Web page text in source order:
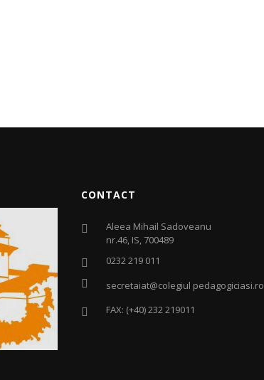
CONTACT
Aleea Mihail Sadoveanu
nr.46, IS, 700489
0232 219 011
secretaiat@colegiul pedagogiciasi.ro
FAX: (+40) 232 219011